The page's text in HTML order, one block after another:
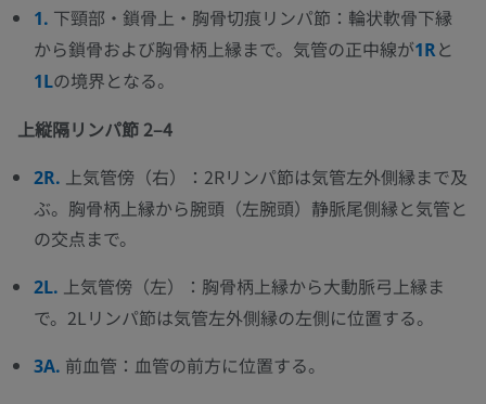
1. 下頸部・鎖骨上・胸骨切痕リンパ節：輪状軟骨下縁
から鎖骨および胸骨柄上縁まで。気管の正中線が1Rと
1Lの境界となる。
上縦隔リンパ節 2–4
2R. 上気管傍（右）：2Rリンパ節は気管左外側縁まで及
ぶ。胸骨柄上縁から腕頭（左腕頭）静脈尾側縁と気管と
の交点まで。
2L. 上気管傍（左）：胸骨柄上縁から大動脈弓上縁ま
で。2Lリンパ節は気管左外側縁の左側に位置する。
3A. 前血管：血管の前方に位置する。